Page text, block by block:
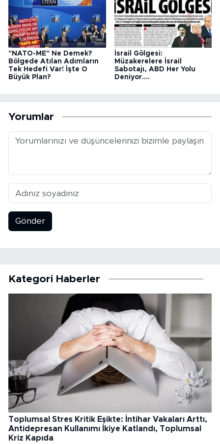
"NATO-ME" Ne Demek?
Bölgede Atılan Adımların
Tek Hedefi Var! İşte O
Büyük Plan?
İsrail Gölgesi:
Müzakerelere İsrail
Sabotajı, ABD Her Yolu
Deniyor....
Yorumlar
Gönder
Kategori Haberler
Toplumsal Stres Kritik Eşikte: İntihar Vakaları Arttı,
Antidepresan Kullanımı İkiye Katlandı, Toplumsal
Kriz Kapıda